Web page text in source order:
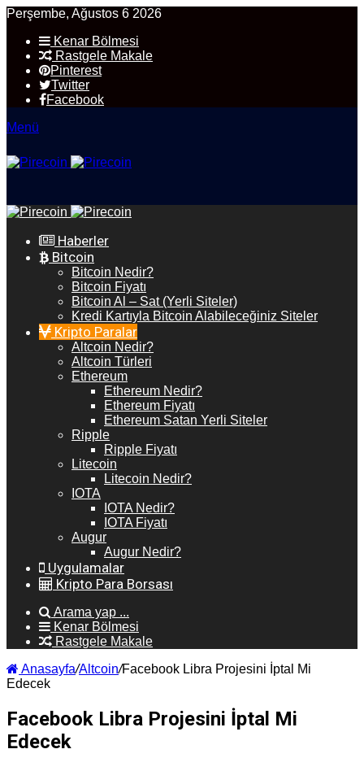
Perşembe, Ağustos 6 2026
Kenar Bölmesi
Rastgele Makale
Pinterest
Twitter
Facebook
Menü
Haberler
Bitcoin
Bitcoin Nedir?
Bitcoin Fiyatı
Bitcoin Al – Sat (Yerli Siteler)
Kredi Kartıyla Bitcoin Alabileceğiniz Siteler
Kripto Paralar
Altcoin Nedir?
Altcoin Türleri
Ethereum
Ethereum Nedir?
Ethereum Fiyatı
Ethereum Satan Yerli Siteler
Ripple
Ripple Fiyatı
Litecoin
Litecoin Nedir?
IOTA
IOTA Nedir?
IOTA Fiyatı
Augur
Augur Nedir?
Uygulamalar
Kripto Para Borsası
Arama yap ...
Kenar Bölmesi
Rastgele Makale
Anasayfa/Altcoin/Facebook Libra Projesini İptal Mi
Edecek
Facebook Libra Projesini İptal Mi
Edecek